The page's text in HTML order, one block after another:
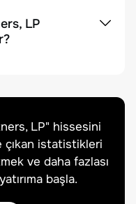
LP
LP" hissesini
çıkan istatistikleri
ve daha fazlası
başla.